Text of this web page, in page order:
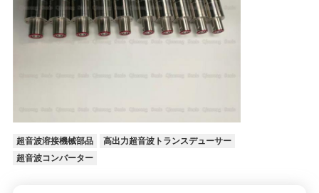
超音波溶接機械部品
高出力超音波トランスデューサー
超音波コンバーター